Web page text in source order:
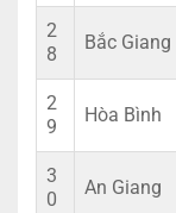
2
8
Bắc Giang
2
9
Hòa Bình
3
0
An Giang